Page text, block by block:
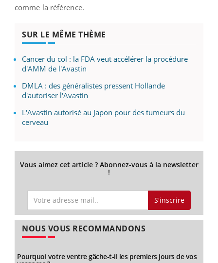
comme la référence.
SUR LE MÊME THÈME
Cancer du col : la FDA veut accélérer la procédure
d'AMM de l'Avastin
DMLA : des généralistes pressent Hollande
d'autoriser l'Avastin
L'Avastin autorisé au Japon pour des tumeurs du
cerveau
Vous aimez cet article ? Abonnez-vous à la newsletter
!
S'inscrire
NOUS VOUS RECOMMANDONS
Pourquoi votre ventre gâche-t-il les premiers jours de vos